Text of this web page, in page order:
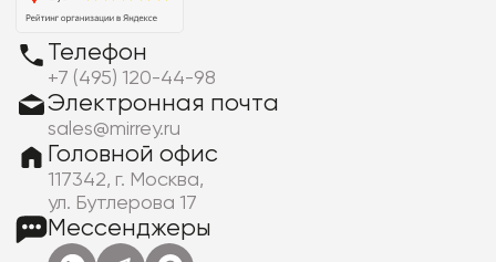
Телефон
+7 (495) 120-44-98
Электронная почта
sales@mirrey.ru
Головной офис
117342, г. Москва,
ул. Бутлерова 17
Мессенджеры